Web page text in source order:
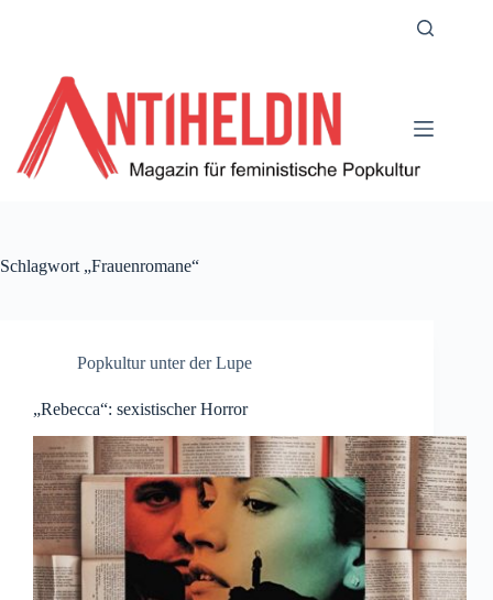
Schlagwort „Frauenromane“
Popkultur unter der Lupe
„Rebecca“: sexistischer Horror